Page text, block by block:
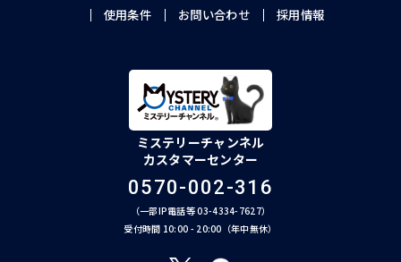
使用条件
お問い合わせ 採用情報
ミステリーチャンネル
カスタマーセンター
0570-002-316
（一部IP電話等 03-4334-7627）
受付時間 10:00 - 20:00（年中無休）